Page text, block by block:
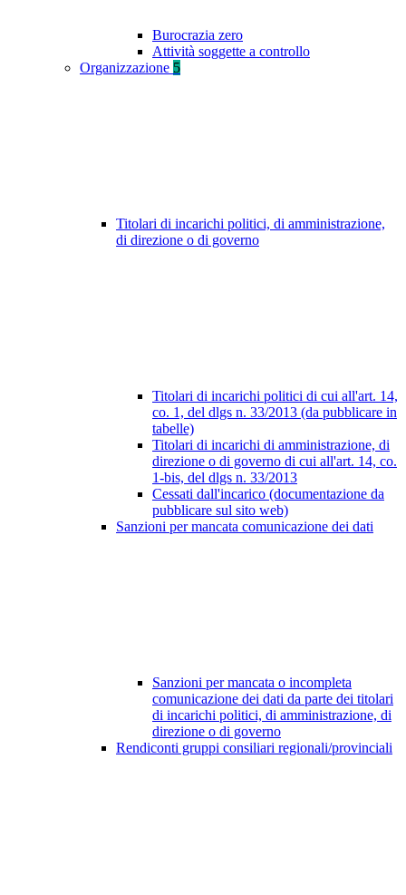
Burocrazia zero
Attività soggette a controllo
Organizzazione 5
Titolari di incarichi politici, di amministrazione,
di direzione o di governo
Titolari di incarichi politici di cui all'art. 14,
co. 1, del dlgs n. 33/2013 (da pubblicare in
tabelle)
Titolari di incarichi di amministrazione, di
direzione o di governo di cui all'art. 14, co.
1-bis, del dlgs n. 33/2013
Cessati dall'incarico (documentazione da
pubblicare sul sito web)
Sanzioni per mancata comunicazione dei dati
Sanzioni per mancata o incompleta
comunicazione dei dati da parte dei titolari
di incarichi politici, di amministrazione, di
direzione o di governo
Rendiconti gruppi consiliari regionali/provinciali